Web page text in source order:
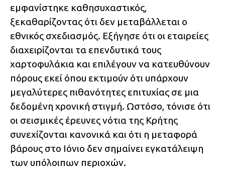
εμφανίστηκε καθησυχαστικός,
ξεκαθαρίζοντας ότι δεν μεταβάλλεται ο
εθνικός σχεδιασμός. Εξήγησε ότι οι εταιρείες
διαχειρίζονται τα επενδυτικά τους
χαρτοφυλάκια και επιλέγουν να κατευθύνουν
πόρους εκεί όπου εκτιμούν ότι υπάρχουν
μεγαλύτερες πιθανότητες επιτυχίας σε μια
δεδομένη χρονική στιγμή. Ωστόσο, τόνισε ότι
οι σεισμικές έρευνες νότια της Κρήτης
συνεχίζονται κανονικά και ότι η μεταφορά
βάρους στο Ιόνιο δεν σημαίνει εγκατάλειψη
των υπόλοιπων περιοχών.